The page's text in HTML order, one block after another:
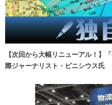
【次回から大幅リニューアル！
際ジャーナリスト・ビニシウス氏